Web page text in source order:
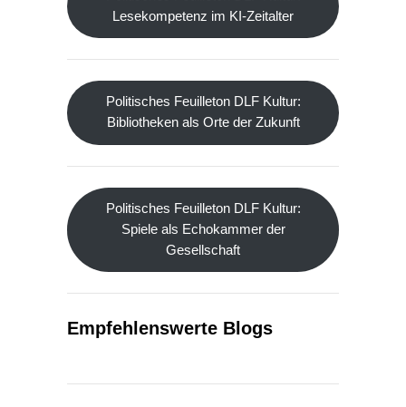
Lesekompetenz im KI-Zeitalter
Politisches Feuilleton DLF Kultur:
Bibliotheken als Orte der Zukunft
Politisches Feuilleton DLF Kultur:
Spiele als Echokammer der
Gesellschaft
Empfehlenswerte Blogs